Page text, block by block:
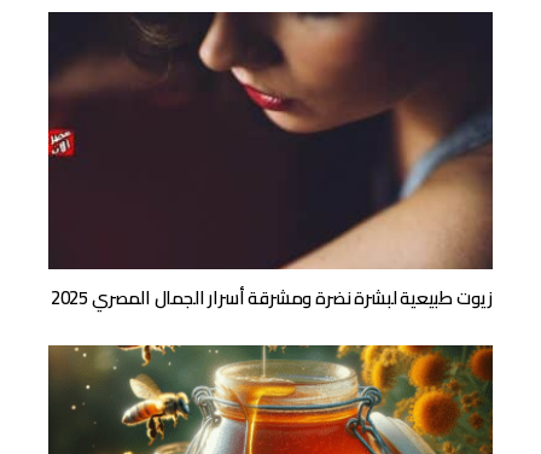
زيوت طبيعية لبشرة نضرة ومشرقة أسرار الجمال المصري 2025